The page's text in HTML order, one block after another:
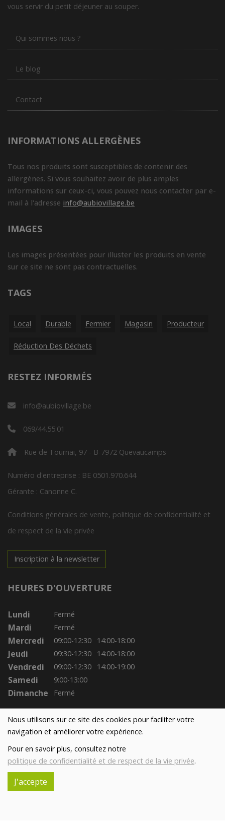
Nous utilisons sur ce site des cookies pour faciliter votre
navigation et améliorer votre expérience.
Pour en savoir plus, consultez notre
politique de confidentialité et de respect de la vie privée.
J'accepte
vous servir du petit déjeuner au souper.
Qui sommes nous ?
Le blog
Contact
INFORMATIONS ALLERGÈNES
Tous nos produits sont susceptibles de contenir des
allergènes. Si vous souhaitez avoir de plus amples
informations sur ceux-ci, vous pouvez nous contacter par e-
mail à l'adresse info@aubiovillage.be
IMAGES
Les images présentées pour illuster les produits en vente
sur ce site ne sont pas contractuelles.
TAGS
Local Durable Fermier Magasin Producteur
Réduction Des Déchets
RESTEZ INFORMÉS
info@aubiovillage.be
069/44.55.01
Rue de Tournai, 97 - B-7972 Quevaucamps
Numéro d'entreprise : BE 0501.970.644
Gérante : Canonne C.
Conditions générales de vente, politique de confidentialité et
de respect de la vie privée
Inscription à la newsletter
HEURES D'OUVERTURE
Lundi Fermé
Mardi Fermé
Mercredi 09:00-12:30 14:00-18:00
Jeudi 09:30-12:30 14:00-18:00
Vendredi 09:00-12:30 14:00-19:00
Samedi 9:00-13:00
Dimanche Fermé